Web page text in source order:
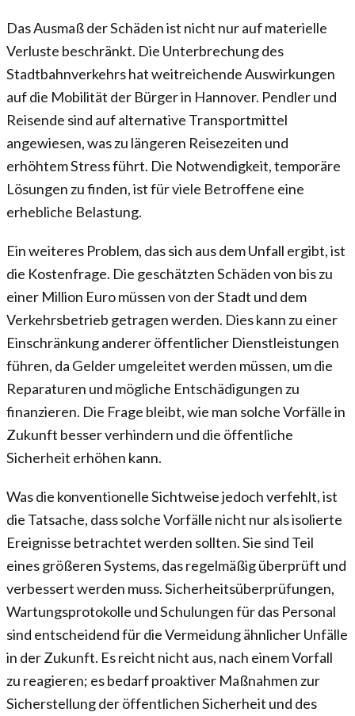
Das Ausmaß der Schäden ist nicht nur auf materielle
Verluste beschränkt. Die Unterbrechung des
Stadtbahnverkehrs hat weitreichende Auswirkungen
auf die Mobilität der Bürger in Hannover. Pendler und
Reisende sind auf alternative Transportmittel
angewiesen, was zu längeren Reisezeiten und
erhöhtem Stress führt. Die Notwendigkeit, temporäre
Lösungen zu finden, ist für viele Betroffene eine
erhebliche Belastung.
Ein weiteres Problem, das sich aus dem Unfall ergibt, ist
die Kostenfrage. Die geschätzten Schäden von bis zu
einer Million Euro müssen von der Stadt und dem
Verkehrsbetrieb getragen werden. Dies kann zu einer
Einschränkung anderer öffentlicher Dienstleistungen
führen, da Gelder umgeleitet werden müssen, um die
Reparaturen und mögliche Entschädigungen zu
finanzieren. Die Frage bleibt, wie man solche Vorfälle in
Zukunft besser verhindern und die öffentliche
Sicherheit erhöhen kann.
Was die konventionelle Sichtweise jedoch verfehlt, ist
die Tatsache, dass solche Vorfälle nicht nur als isolierte
Ereignisse betrachtet werden sollten. Sie sind Teil
eines größeren Systems, das regelmäßig überprüft und
verbessert werden muss. Sicherheitsüberprüfungen,
Wartungsprotokolle und Schulungen für das Personal
sind entscheidend für die Vermeidung ähnlicher Unfälle
in der Zukunft. Es reicht nicht aus, nach einem Vorfall
zu reagieren; es bedarf proaktiver Maßnahmen zur
Sicherstellung der öffentlichen Sicherheit und des